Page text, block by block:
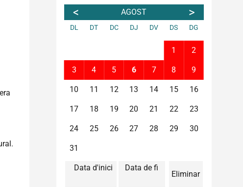
< AGOST >
DL DT DC DJ DV DS DG
1 2
3 4 5 6 7 8 9
10 11 12 13 14 15 16
17 18 19 20 21 22 23
24 25 26 27 28 29 30
31
Data d'inici Data de fi
Eliminar